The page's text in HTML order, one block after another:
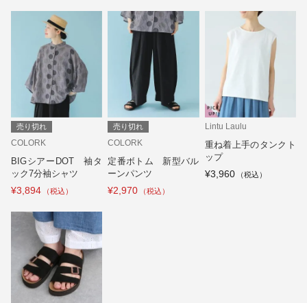
売り切れ
COLORK
BIGシアーDOT 袖タ
ック7分袖シャツ
¥3,894
売り切れ
COLORK
定番ボトム 新型バル
ーンパンツ
¥2,970
Lintu Laulu
重ね着上手のタンクト
ップ
¥3,960